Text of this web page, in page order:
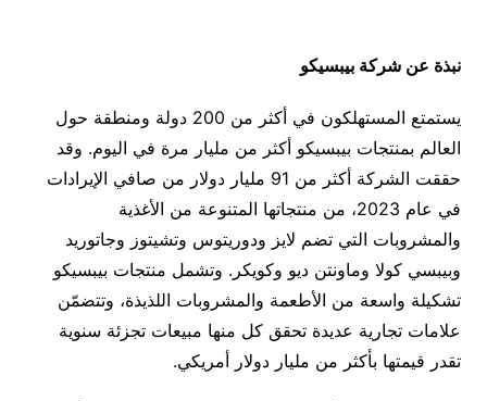
نبذة عن شركة بيبسيكو
يستمتع المستهلكون في أكثر من 200 دولة ومنطقة حول
العالم بمنتجات بيبسيكو أكثر من مليار مرة في اليوم. وقد
حققت الشركة أكثر من 91 مليار دولار من صافي الإيرادات
في عام 2023، من منتجاتها المتنوعة من الأغذية
والمشروبات التي تضم لايز ودوريتوس وتشيتوز وجاتوريد
وبيبسي كولا وماونتن ديو وكويكر. وتشمل منتجات بيبسيكو
تشكيلة واسعة من الأطعمة والمشروبات اللذيذة، وتتضمّن
علامات تجارية عديدة تحقق كل منها مبيعات تجزئة سنوية
تقدر قيمتها بأكثر من مليار دولار أمريكي.